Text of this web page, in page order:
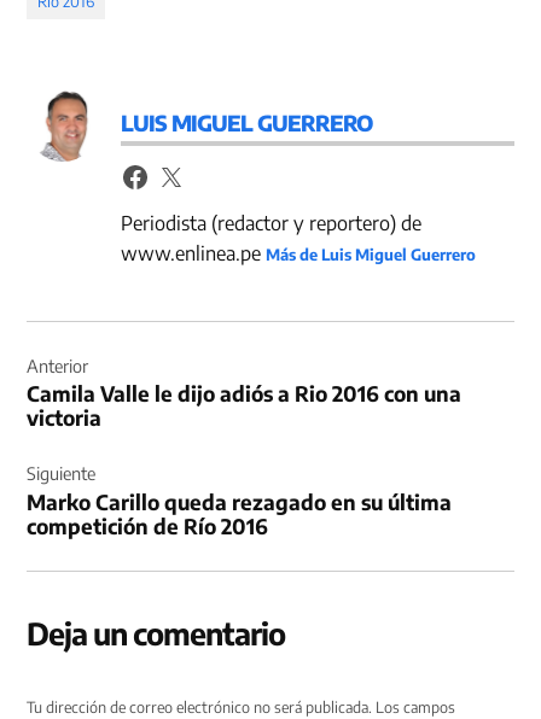
LUIS MIGUEL GUERRERO
Periodista (redactor y reportero) de
www.enlinea.peMás de Luis Miguel Guerrero
de
entradas
Anterior
Camila Valle le dijo adiós a Rio 2016 con una
victoria
Siguiente
Marko Carillo queda rezagado en su última
competición de Río 2016
Deja un comentario
Tu dirección de correo electrónico no será publicada. Los campos